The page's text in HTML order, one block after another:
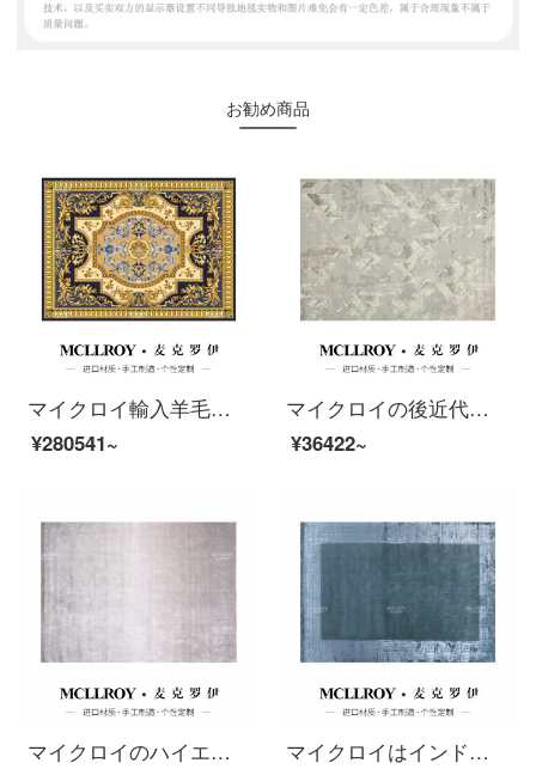
お勧め商品
マイクロイ輸入羊毛カスタム絨毯ヨーロッパ式新中国式アメリカ式満室ベッドルーム絨毯リビングルーム茶何畳部屋畳畳畳畳畳畳畳畳畳畳畳畳畳敷プラン二【健康源は自然から】4.5*6.5(オーダーメイド)
¥280541~
マイクロイの後近代的な軽贅沢北欧ins簡単なリビングルームのソファー茶何毛布書房のベッドルームのベッドルームの絨毯のハイエンドの輸入羊毛カスタム絨毯J 278【優良な輸入羊毛プラスシルク】1600 MM*2300 MM
¥36422~
マイクロイのハイエンドインドの輸入手編みの漸進的な現代簡単な軽贅沢なリビングルームのソファーの茶畳部屋のベッドルームの畳のベッドの前のタペストリーの絨毯YS 002-4はお客様のサイズによってカスタマイズされます（平方メートル）
マイクロイはインドから輸入した後、現代で簡単で贅沢な北欧の新しい中国式ヨーロッパ式のリビングルームのソファーのお茶の毛布のベッドルームの床に手作りのハイエンドの羊毛プラスシルクのじゅうたんJ 304-1【インド輸入の天糸】30000 MM*40000 MM